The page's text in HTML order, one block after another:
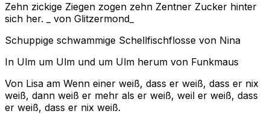
Zehn zickige Ziegen zogen zehn Zentner Zucker hinter
sich her. _ von Glitzermond_
Schuppige schwammige Schellfischflosse von Nina
In Ulm um Ulm und um Ulm herum von Funkmaus
Von Lisa am Wenn einer weiß, dass er weiß, dass er nix
weiß, dann weiß er mehr als er weiß, weil er weiß, dass
er weiß, dass er nix weiß.